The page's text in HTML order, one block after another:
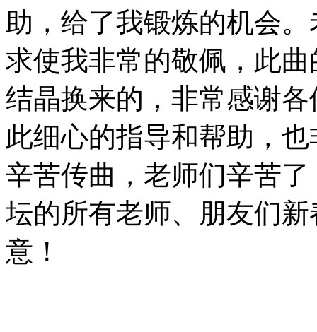
助，给了我锻炼的机会
求使我非常的敬佩，此
结晶换来的，非常感谢
此细心的指导和帮助，
辛苦传曲，老师们辛苦
坛的所有老师、朋友们
意！